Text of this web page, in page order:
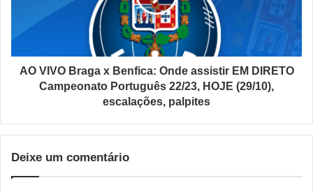
AO VIVO Braga x Benfica: Onde assistir EM DIRETO
Campeonato Português 22/23, HOJE (29/10),
escalações, palpites
Deixe um comentário